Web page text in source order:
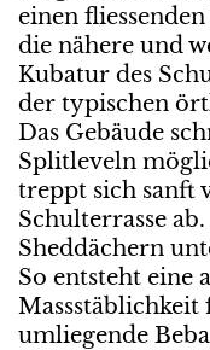
einen
die nähere und
Kubatur des
der typischen
Das Gebäude
Splitleveln
treppt sich sanft
Schulterrasse
Sheddächern
So entsteht eine
umliegende